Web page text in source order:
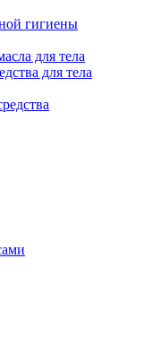
гигиены
для тела
для тела